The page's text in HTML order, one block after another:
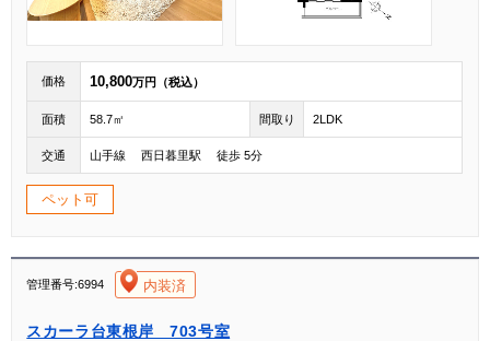
価格 10,800万円（税込）
面積 58.7㎡ 間取り 2LDK
交通 山手線 西日暮里駅 徒歩 5分
ペット可
管理番号:6994 内装済
スカーラ台東根岸 703号室
[004]